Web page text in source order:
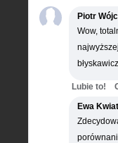
Piotr
Wow,
Lubie to!
Ewa